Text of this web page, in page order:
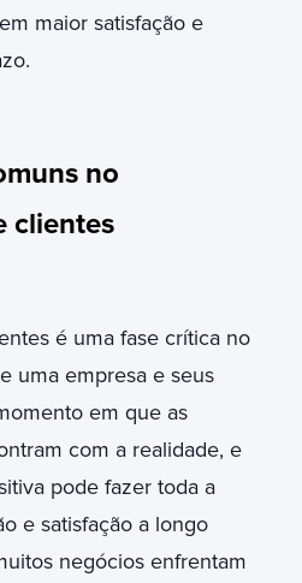
maior satisfação e
no
clientes
é uma fase crítica no
uma empresa e seus
em que as
com a realidade, e
pode fazer toda a
e satisfação a longo
negócios enfrentam